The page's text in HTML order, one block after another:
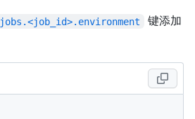
jobs.<job_id>.environment
键添加